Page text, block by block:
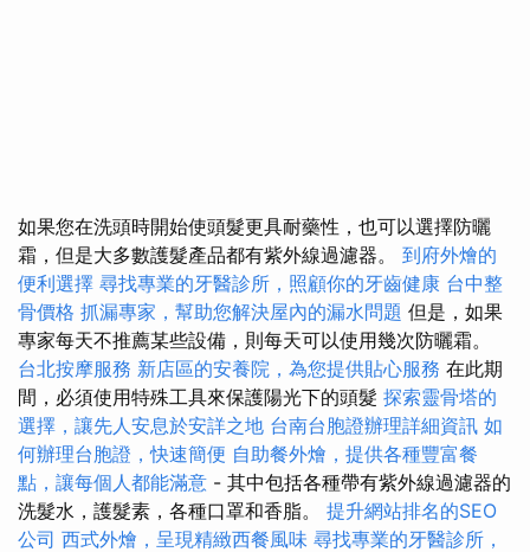
如果您在洗頭時開始使頭髮更具耐藥性，也可以選擇防曬
霜，但是大多數護髮產品都有紫外線過濾器。 到府外燴的
便利選擇 尋找專業的牙醫診所，照顧你的牙齒健康 台中整
骨價格 抓漏專家，幫助您解決屋內的漏水問題 但是，如果
專家每天不推薦某些設備，則每天可以使用幾次防曬霜。
台北按摩服務 新店區的安養院，為您提供貼心服務 在此期
間，必須使用特殊工具來保護陽光下的頭髮 探索靈骨塔的
選擇，讓先人安息於安詳之地 台南台胞證辦理詳細資訊 如
何辦理台胞證，快速簡便 自助餐外燴，提供各種豐富餐
點，讓每個人都能滿意 - 其中包括各種帶有紫外線過濾器的
洗髮水，護髮素，各種口罩和香脂。 提升網站排名的SEO
公司 西式外燴，呈現精緻西餐風味 尋找專業的牙醫診所，